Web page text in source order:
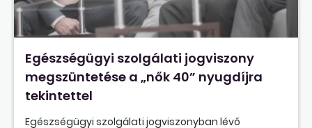
Egészségügyi szolgálati jogviszony
megszüntetése a „nők 40” nyugdíjra
tekintettel
Egészségügyi szolgálati jogviszonyban lévő